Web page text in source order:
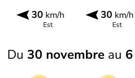
30km/h
Est
30km/h
Est
Du 30 novembre au